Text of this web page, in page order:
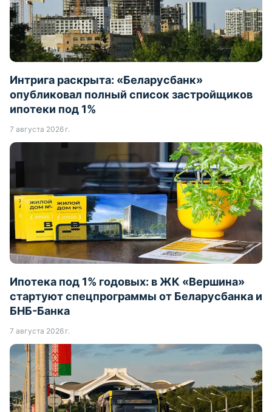
Интрига раскрыта: «Беларусбанк»
опубликовал полный список застройщиков
ипотеки под 1%
7 августа 2026 г.
Ипотека под 1% годовых: в ЖК «Вершина»
стартуют спецпрограммы от Беларусбанка и
БНБ-Банка
7 августа 2026 г.